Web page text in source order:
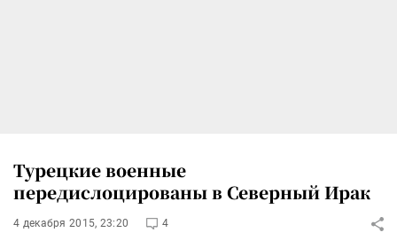
Турецкие военные
передислоцированы в Северный Ирак
4 декабря 2015, 23:20 4